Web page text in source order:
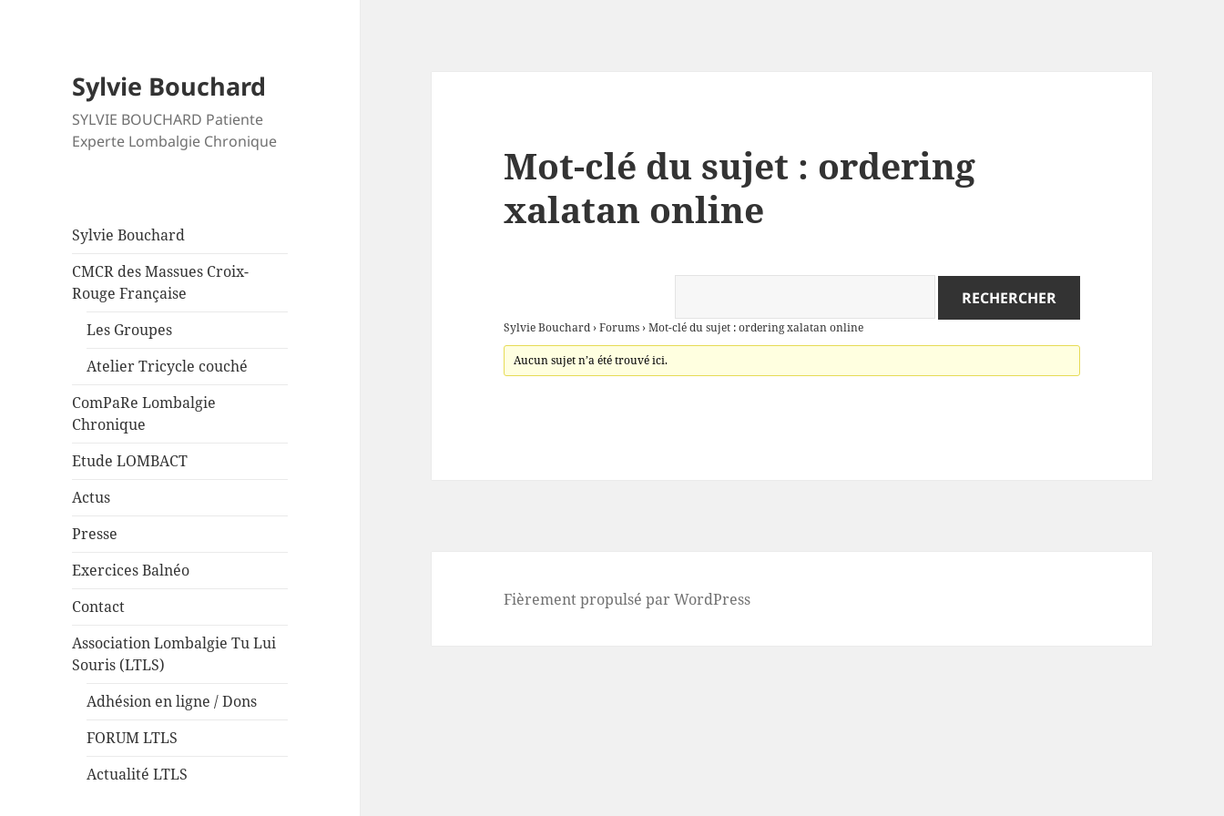
Sylvie Bouchard
SYLVIE BOUCHARD Patiente
Experte Lombalgie Chronique
Sylvie Bouchard
CMCR des Massues Croix-
Rouge Française
Les Groupes
Atelier Tricycle couché
ComPaRe Lombalgie
Chronique
Etude LOMBACT
Actus
Presse
Exercices Balnéo
Contact
Association Lombalgie Tu Lui
Souris (LTLS)
Adhésion en ligne / Dons
FORUM LTLS
Actualité LTLS
Mot-clé du sujet : ordering
xalatan online
Sylvie Bouchard ›Forums ›Mot-clé du sujet : ordering xalatan online
Aucun sujet n’a été trouvé ici.
Fièrement propulsé par WordPress